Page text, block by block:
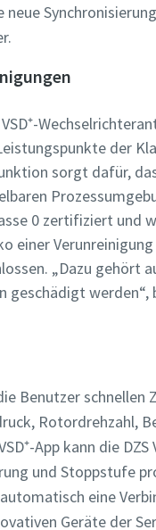
der
sorgt dafür,
0 zertifiziert
einer
„Dazu gehört
geschädigt
Benutzer
Rotordrehzahl,
App kann die
und Stoppstufe
eine
Geräte der
einverstanden,
Veranstaltungen und
erhalten.
einverstanden,
Veranstaltungen und
erhalten.
einverstanden,
Veranstaltungen und
erhalten.